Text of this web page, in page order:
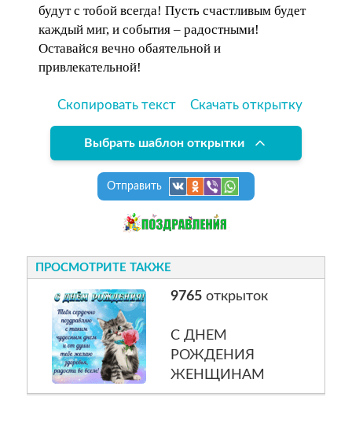
будут с тобой всегда! Пусть счастливым будет
каждый миг, и события – радостными!
Оставайся вечно обаятельной и
привлекательной!
Скопировать текст Скачать открытку
Выбрать шаблон открытки
Отправить
ПРОСМОТРИТЕ ТАКЖЕ
9765открыток
С ДНЕМ
РОЖДЕНИЯ
ЖЕНЩИНАМ